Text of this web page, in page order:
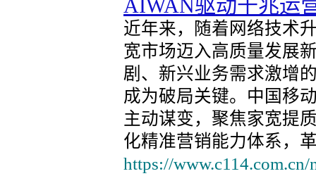
AIWAN驱动千兆运
近年来，随着网络技术
宽市场迈入高质量发展
剧、新兴业务需求激增
成为破局关键。中国移
主动谋变，聚焦家宽提
化精准营销能力体系，
https://